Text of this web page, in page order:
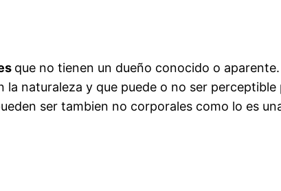
que no tienen un dueño conocido o
naturaleza y que puede o no ser
ser tambien no corporales como lo es